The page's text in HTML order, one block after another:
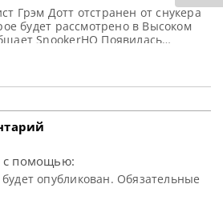
Грэм Дотт отстранен от снукера
будет рассмотрено в Высоком
SnookerHQ Появилась
над детьми. В апреле WPBSA
2006 года после того, как
с помощью:
опубликован. Обязательные